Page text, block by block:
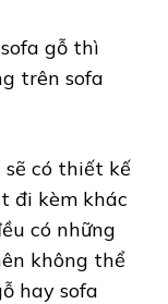
gỗ thì
trên sofa
sẽ có thiết kế
đi kèm khác
có những
không thể
hay sofa